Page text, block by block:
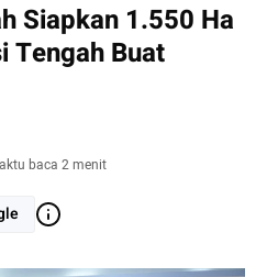
Siapkan 1.550 Ha
Tengah Buat
baca 2 menit